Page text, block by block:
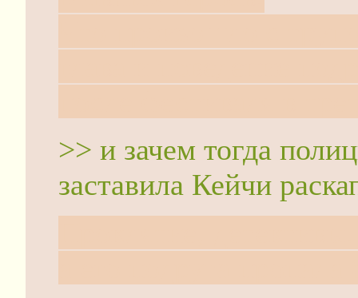
>> и зачем тогда
заставила Кейчи